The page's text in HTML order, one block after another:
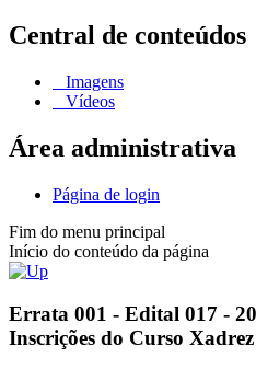
Central de conteúdos
Imagens
Vídeos
Área administrativa
Página de login
Fim do menu principal
Início do conteúdo da página
Errata 001 - Edital 017 -
Inscrições do Curso Xadrez